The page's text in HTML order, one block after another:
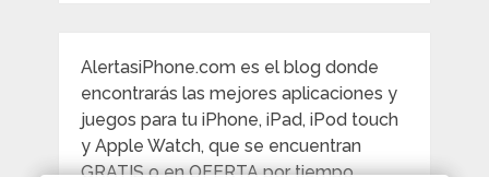
AlertasiPhone.com es el blog donde
encontrarás las mejores aplicaciones y
juegos para tu iPhone, iPad, iPod touch
y Apple Watch, que se encuentran
GRATIS o en OFERTA por tiempo